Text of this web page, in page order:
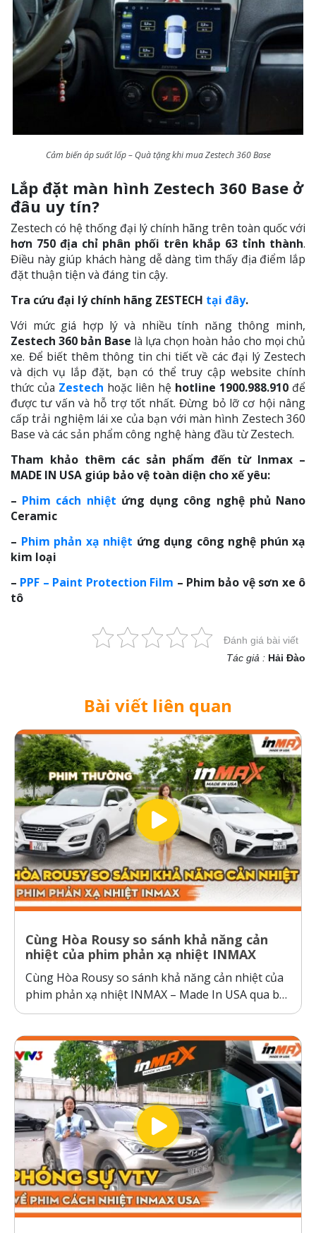
Cảm biến áp suất lốp – Quà tặng khi mua Zestech 360 Base
Lắp đặt màn hình Zestech 360 Base ở
đâu uy tín?
Zestech có hệ thống đại lý chính hãng trên toàn quốc với
hơn 750 địa chỉ phân phối trên khắp 63 tỉnh thành.
Điều này giúp khách hàng dễ dàng tìm thấy địa điểm lắp
đặt thuận tiện và đáng tin cậy.
Tra cứu đại lý chính hãng ZESTECH tại đây.
Với mức giá hợp lý và nhiều tính năng thông minh,
Zestech 360 bản Base là lựa chọn hoàn hảo cho mọi chủ
xe. Để biết thêm thông tin chi tiết về các đại lý Zestech
và dịch vụ lắp đặt, bạn có thể truy cập website chính
thức của Zestech hoặc liên hệ hotline 1900.988.910 để
được tư vấn và hỗ trợ tốt nhất. Đừng bỏ lỡ cơ hội nâng
cấp trải nghiệm lái xe của bạn với màn hình Zestech 360
Base và các sản phẩm công nghệ hàng đầu từ Zestech.
Tham khảo thêm các sản phẩm đến từ Inmax –
MADE IN USA giúp bảo vệ toàn diện cho xế yêu:
– Phim cách nhiệt ứng dụng công nghệ phủ Nano
Ceramic
– Phim phản xạ nhiệt ứng dụng công nghệ phún xạ
kim loại
– PPF – Paint Protection Film – Phim bảo vệ sơn xe ô
tô
Đánh giá bài viết
Tác giả : Hải Đào
Bài viết liên quan
Cùng Hòa Rousy so sánh khả năng cản
nhiệt của phim phản xạ nhiệt INMAX
Cùng Hòa Rousy so sánh khả năng cản nhiệt của
phim phản xạ nhiệt INMAX – Made In USA qua bài
kiểm tra so sánh trực diện đầy thuyết phục.
thường hoạt động theo cơ chế giữ nhiệt trên
kính,...